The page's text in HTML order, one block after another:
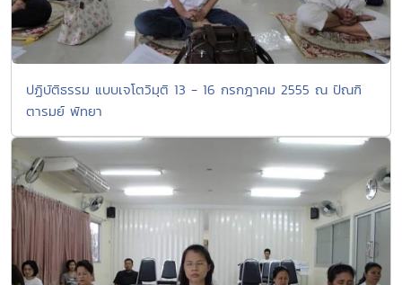
ปฏิบัติธรรม แบบเจโตวิมุติ 13 - 16 กรกฎาคม 2555 ณ ปัณฑิ
ตารมย์ พัทยา